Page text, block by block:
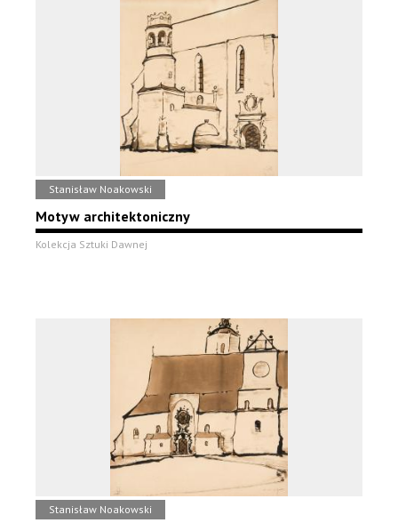
Stanisław Noakowski
Motyw architektoniczny
Kolekcja Sztuki Dawnej
Stanisław Noakowski